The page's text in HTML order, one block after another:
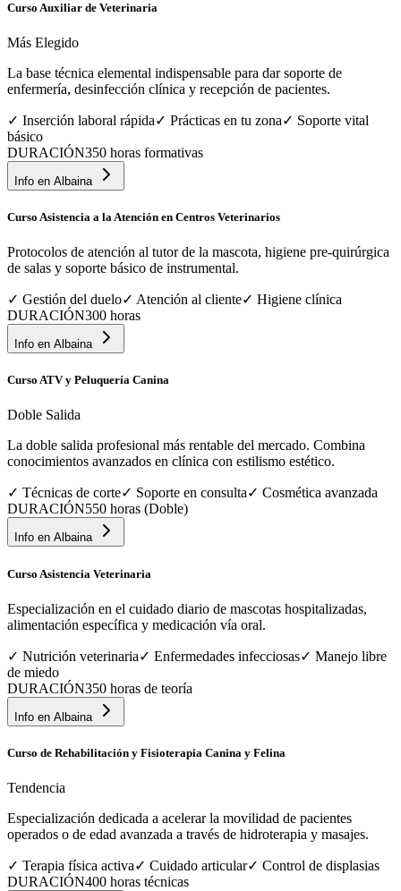
Curso Auxiliar de Veterinaria
Más Elegido
La base técnica elemental indispensable para dar soporte de
enfermería, desinfección clínica y recepción de pacientes.
✓ Inserción laboral rápida✓ Prácticas en tu zona✓ Soporte vital
básico
DURACIÓN350 horas formativas
Info en Albaina
Curso Asistencia a la Atención en Centros Veterinarios
Protocolos de atención al tutor de la mascota, higiene pre-quirúrgica
de salas y soporte básico de instrumental.
✓ Gestión del duelo✓ Atención al cliente✓ Higiene clínica
DURACIÓN300 horas
Info en Albaina
Curso ATV y Peluquería Canina
Doble Salida
La doble salida profesional más rentable del mercado. Combina
conocimientos avanzados en clínica con estilismo estético.
✓ Técnicas de corte✓ Soporte en consulta✓ Cosmética avanzada
DURACIÓN550 horas (Doble)
Info en Albaina
Curso Asistencia Veterinaria
Especialización en el cuidado diario de mascotas hospitalizadas,
alimentación específica y medicación vía oral.
✓ Nutrición veterinaria✓ Enfermedades infecciosas✓ Manejo libre
de miedo
DURACIÓN350 horas de teoría
Info en Albaina
Curso de Rehabilitación y Fisioterapia Canina y Felina
Tendencia
Especialización dedicada a acelerar la movilidad de pacientes
operados o de edad avanzada a través de hidroterapia y masajes.
✓ Terapia física activa✓ Cuidado articular✓ Control de displasias
DURACIÓN400 horas técnicas